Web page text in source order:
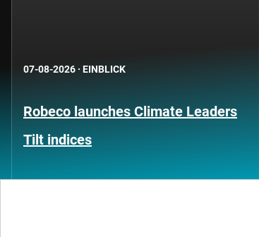
07-08-2026 · EINBLICK
Robeco launches Climate Leaders
Tilt indices